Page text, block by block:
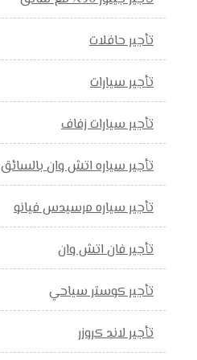
تأجير حافلات
تأجير سيارات
تأجير سيارات زفاف
تأجير سياره اتش وان بالسائق
تأجير سياره مرسيدس فيانو
تأجير فان اتش وان
تأجير كوستر سياحي
تأجير لاند كروزر